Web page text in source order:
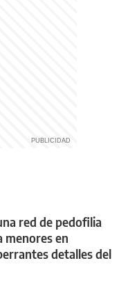
red de pedofilia
menores en
detalles del